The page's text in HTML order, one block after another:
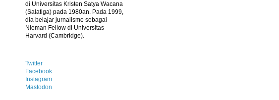
di Universitas Kristen Satya Wacana
(Salatiga) pada 1980an. Pada 1999,
dia belajar jurnalisme sebagai
Nieman Fellow di Universitas
Harvard (Cambridge).
Twitter
Facebook
Instagram
Mastodon